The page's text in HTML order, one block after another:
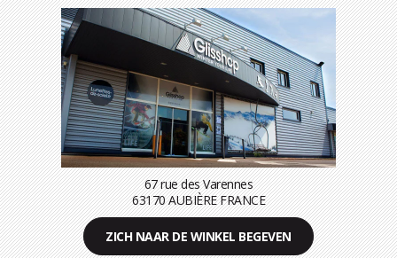
67 rue des Varennes
63170 AUBIÈRE FRANCE
ZICH NAAR DE WINKEL BEGEVEN